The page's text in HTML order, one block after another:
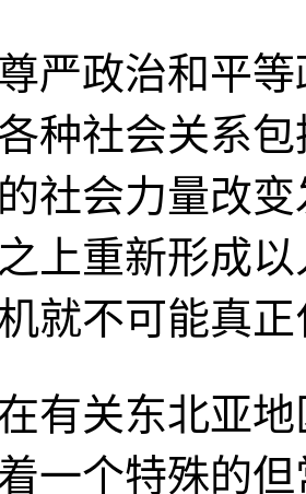
严政治和平
种社会关系
社会力量改
上重新形成
就不可能真
有关东北亚
一个特殊的